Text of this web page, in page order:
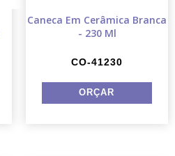
Caneca Em Cerâmica Branca
- 230 Ml
CO-41230